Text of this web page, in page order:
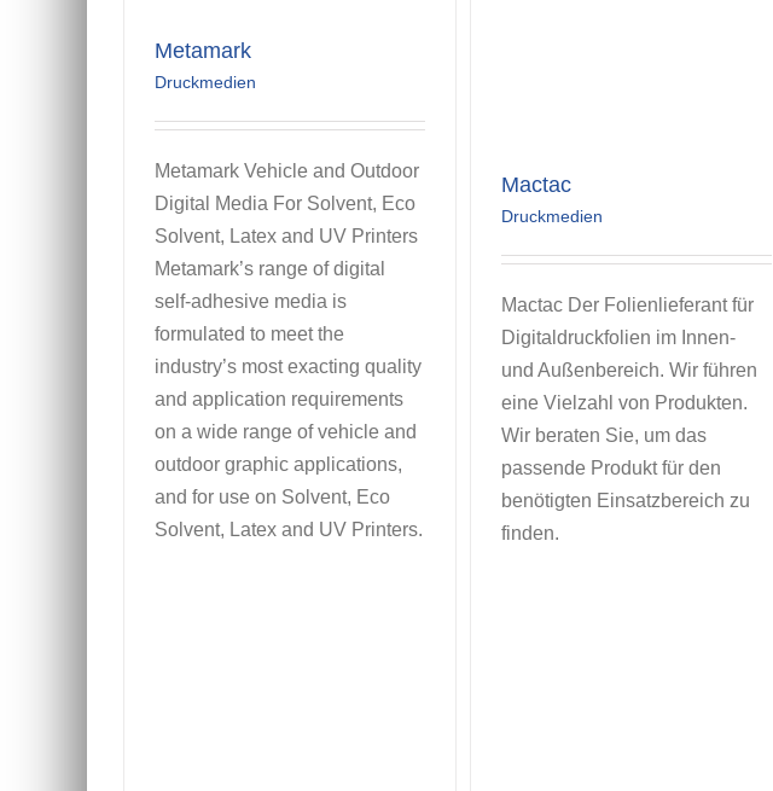
Metamark
Druckmedien
Metamark Vehicle and Outdoor
Digital Media For Solvent, Eco
Solvent, Latex and UV Printers
Metamark’s range of digital
self-adhesive media is
formulated to meet the
industry’s most exacting quality
and application requirements
on a wide range of vehicle and
outdoor graphic applications,
and for use on Solvent, Eco
Solvent, Latex and UV Printers.
Mactac
Druckmedien
Mactac Der Folienlieferant für
Digitaldruckfolien im Innen-
und Außenbereich. Wir führen
eine Vielzahl von Produkten.
Wir beraten Sie, um das
passende Produkt für den
benötigten Einsatzbereich zu
finden.